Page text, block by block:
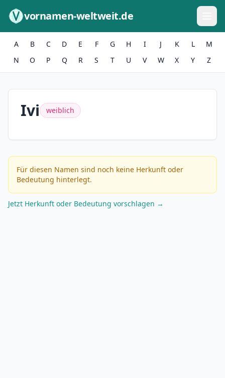
vornamen-weltweit.de
A B C D E F G H I J K L
M
N
O P Q R S T U V W X Y Z
Ivi weiblich
Für diesen Namen sind noch keine Herkunft oder
Bedeutung hinterlegt.
Jetzt Herkunft oder Bedeutung vorschlagen →